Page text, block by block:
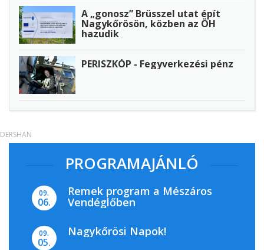
A „gonosz” Brüsszel utat épít
Nagykőrösön, közben az ÖH
hazudik
PERISZKÓP - Fegyverkezési pénz
PROGRAMAJÁNLÓ
09.
06.
Remek program a Mészáros
Vendéglőben
09.
05.
Nagykőrösi Napok!
DERSHAN